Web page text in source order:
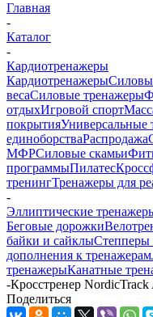
Главная
-
Каталог
-
Кардиотренажеры
Кардиотренажеры
весаСиловые тренажеры
отдыхИгровой спорт
покрытияУниверсальные
единоборстваРаспродажа
МФРСиловые скамьи
программыПилатес
тренингТренажеры для
-
Эллиптические
Беговые дорожки
байки и сайклы
дополнения к тренажерам
тренажерыКанатные
-Кросстренер
Поделиться